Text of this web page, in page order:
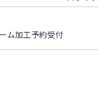
ム加工予約受付